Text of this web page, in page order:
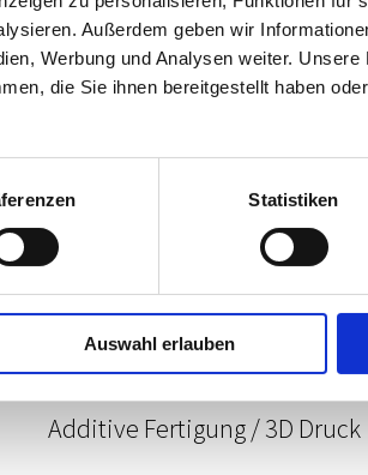
Außerdem geben wir
Werbung und Analysen weiter.
die Sie ihnen bereitgestellt haben
Statistiken
Auswahl erlauben
Schulungen
Wir ermöglichen unseren
Durch unsere erfahrenen
Tools beigebracht. Ausbildung
zu Fachthemen anhand von
Verhandlungsmethoden,
Arbeitssicherheit
Wir runden unser technisches
nur wir wollen gesunde,
Wir bieten unseren Kunden
Evaluierungsunterstützung
Gesundheitsschutzmappe, ein
Additive Fertigung / 3D Druck